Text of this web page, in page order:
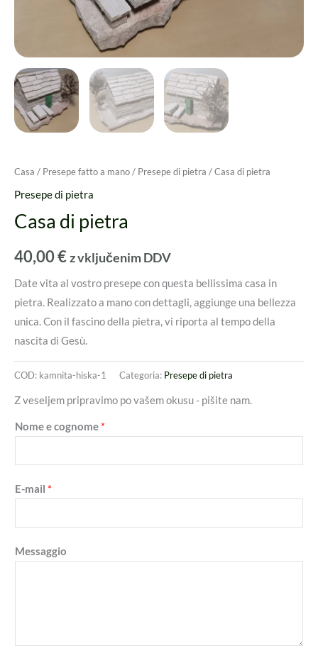
Casa / Presepe fatto a mano/ Presepe di pietra / Casa di pietra
Presepe di pietra
Casa di pietra
40,00€z vključenim DDV
Date vita al vostro presepe con questa bellissima casa in
pietra. Realizzato a mano con dettagli, aggiunge una bellezza
unica. Con il fascino della pietra, vi riporta al tempo della
nascita di Gesù.
COD: kamnita-hiska-1 Categoria: Presepe di pietra
Z veseljem pripravimo po vašem okusu - pišite nam.
Nome e cognome *
E-mail *
Messaggio